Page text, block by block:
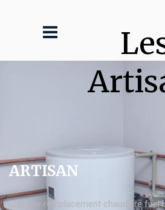
ARTISAN
urgence remplacement chaudière fuel